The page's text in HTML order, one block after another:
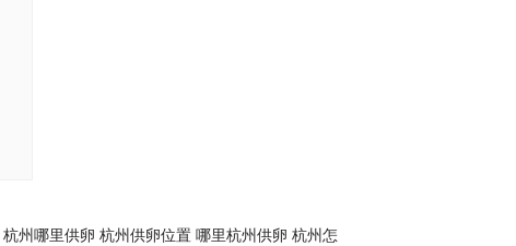
杭州哪里供卵 杭州供卵位置 哪里杭州供卵 杭州怎